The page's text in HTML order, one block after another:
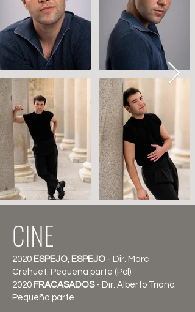
CINE
2020 ESPEJO, ESPEJO - Dir. Marc
Crehuet. Pequeña parte (Pol)
2020 FRACASADOS - Dir. Alberto Triano.
Pequeña parte